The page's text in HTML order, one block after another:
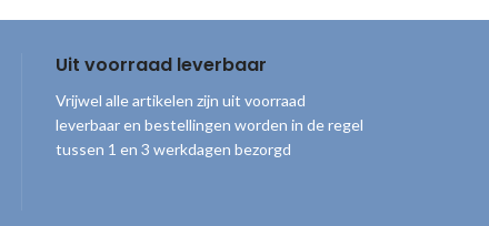
Uit voorraad leverbaar
Vrijwel alle artikelen zijn uit voorraad
leverbaar en bestellingen worden in de regel
tussen 1 en 3 werkdagen bezorgd